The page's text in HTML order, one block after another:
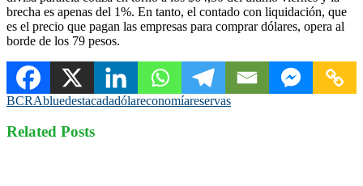
brecha es apenas del 1%. En tanto, el contado con liquidación, que
es el precio que pagan las empresas para comprar dólares, opera al
borde de los 79 pesos.
BCRAbluedestacadadólareconomíareservas
Related Posts